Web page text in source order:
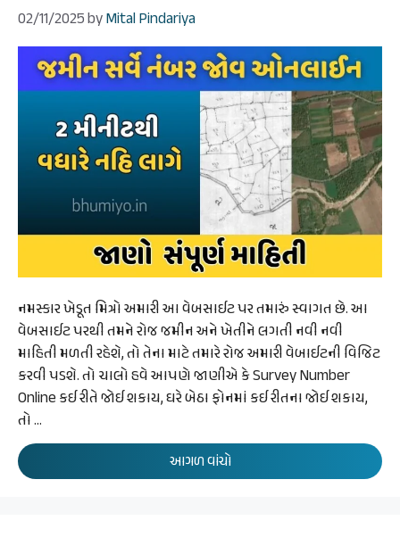
02/11/2025byMital Pindariya
નમસ્કાર ખેડૂત મિત્રો અમારી આ વેબસાઈટ પર તમારું સ્વાગત છે. આ
વેબસાઈટ પરથી તમને રોજ જમીન અને ખેતીને લગતી નવી નવી
માહિતી મળતી રહેશે, તો તેના માટે તમારે રોજ અમારી વેબાઈટની વિજિટ
કરવી પડશે. તો ચાલો હવે આપણે જાણીએ કે Survey Number
Online કઈ રીતે જોઈ શકાય, ઘરે બેઠા ફોનમાં કઈ રીતના જોઈ શકાય,
તો …
આગળ વાંચો